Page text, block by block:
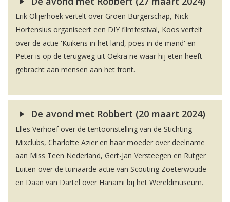
Erik Olijerhoek vertelt over Groen Burgerschap, Nick
Hortensius organiseert een DIY filmfestival, Koos vertelt
over de actie 'Kuikens in het land, poes in de mand' en
Peter is op de terugweg uit Oekraïne waar hij eten heeft
gebracht aan mensen aan het front.
De avond met Robbert (20 maart 2024)
Elles Verhoef over de tentoonstelling van de Stichting
Mixclubs, Charlotte Azier en haar moeder over deelname
aan Miss Teen Nederland, Gert-Jan Versteegen en Rutger
Luiten over de tuinaarde actie van Scouting Zoeterwoude
en Daan van Dartel over Hanami bij het Wereldmuseum.